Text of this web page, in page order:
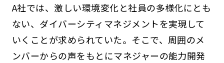
A社では、激しい環境変化と社員の多様化にとも
ない、ダイバーシティマネジメントを実現して
いくことが求められていた。そこで、周囲のメ
ンバーからの声をもとにマネジャーの能力開発